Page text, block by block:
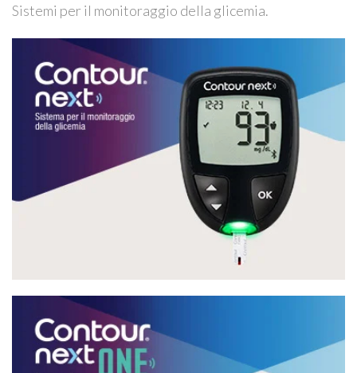
Sistemi per il monitoraggio della glicemia.